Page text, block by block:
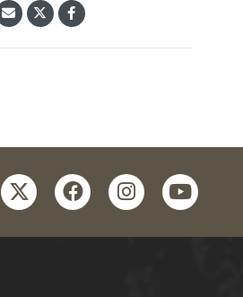
twitterfacebookinstagramyoutube